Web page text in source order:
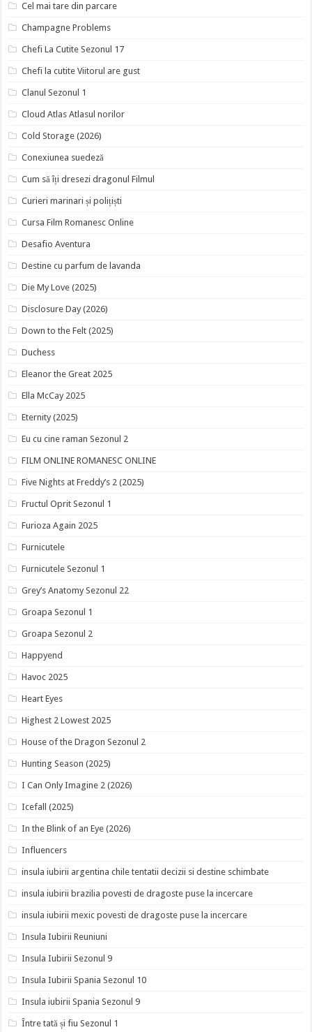
Cel mai tare din parcare
Champagne Problems
Chefi La Cutite Sezonul 17
Chefi la cutite Viitorul are gust
Clanul Sezonul 1
Cloud Atlas Atlasul norilor
Cold Storage (2026)
Conexiunea suedeză
Cum să îți dresezi dragonul Filmul
Curieri marinari și polițiști
Cursa Film Romanesc Online
Desafio Aventura
Destine cu parfum de lavanda
Die My Love (2025)
Disclosure Day (2026)
Down to the Felt (2025)
Duchess
Eleanor the Great 2025
Ella McCay 2025
Eternity (2025)
Eu cu cine raman Sezonul 2
FILM ONLINE ROMANESC ONLINE
Five Nights at Freddy’s 2 (2025)
Fructul Oprit Sezonul 1
Furioza Again 2025
Furnicutele
Furnicutele Sezonul 1
Grey’s Anatomy Sezonul 22
Groapa Sezonul 1
Groapa Sezonul 2
Happyend
Havoc 2025
Heart Eyes
Highest 2 Lowest 2025
House of the Dragon Sezonul 2
Hunting Season (2025)
I Can Only Imagine 2 (2026)
Icefall (2025)
In the Blink of an Eye (2026)
Influencers
insula iubirii argentina chile tentatii decizii si destine schimbate
insula iubirii brazilia povesti de dragoste puse la incercare
insula iubirii mexic povesti de dragoste puse la incercare
Insula Iubirii Reuniuni
Insula Iubirii Sezonul 9
Insula Iubirii Spania Sezonul 10
Insula iubirii Spania Sezonul 9
Între tată și fiu Sezonul 1